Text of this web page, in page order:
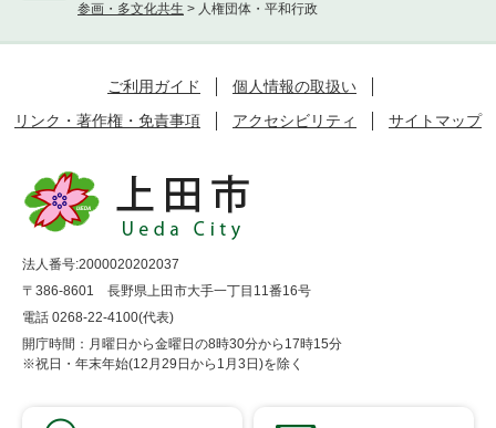
参画・多文化共生 > 人権団体・平和行政
ご利用ガイド
個人情報の取扱い
リンク・著作権・免責事項
アクセシビリティ サイトマップ
法人番号:2000020202037
〒386-8601 長野県上田市大手一丁目11番16号
電話 0268-22-4100(代表)
開庁時間：月曜日から金曜日の8時30分から17時15分
※祝日・年末年始(12月29日から1月3日)を除く